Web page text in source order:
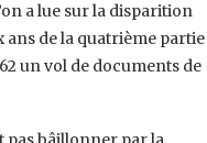
a lue sur la disparition
ans de la quatrième ‎partie
un vol de documents de